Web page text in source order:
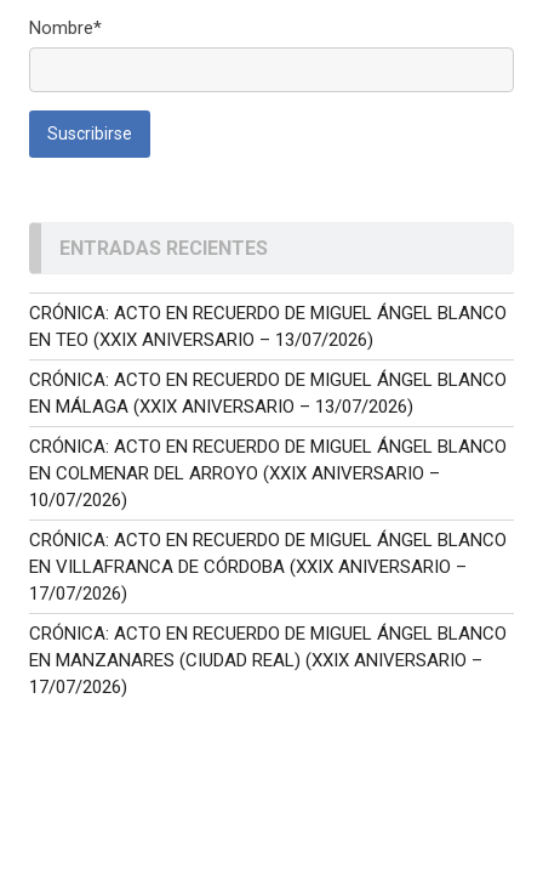
Nombre*
ENTRADAS RECIENTES
CRÓNICA: ACTO EN RECUERDO DE MIGUEL ÁNGEL BLANCO
EN TEO (XXIX ANIVERSARIO – 13/07/2026)
CRÓNICA: ACTO EN RECUERDO DE MIGUEL ÁNGEL BLANCO
EN MÁLAGA (XXIX ANIVERSARIO – 13/07/2026)
CRÓNICA: ACTO EN RECUERDO DE MIGUEL ÁNGEL BLANCO
EN COLMENAR DEL ARROYO (XXIX ANIVERSARIO –
10/07/2026)
CRÓNICA: ACTO EN RECUERDO DE MIGUEL ÁNGEL BLANCO
EN VILLAFRANCA DE CÓRDOBA (XXIX ANIVERSARIO –
17/07/2026)
CRÓNICA: ACTO EN RECUERDO DE MIGUEL ÁNGEL BLANCO
EN MANZANARES (CIUDAD REAL) (XXIX ANIVERSARIO –
17/07/2026)